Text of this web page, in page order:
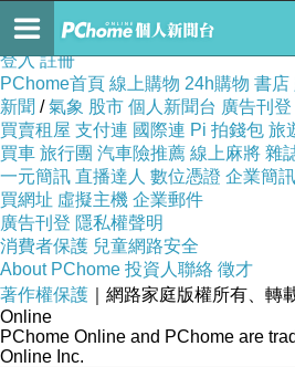
asd12356181
登入 註冊
PChome首頁 線上購物 24h購物 書店
新聞 /氣象 股市 個人新聞台 廣告刊登
買賣租屋 支付連 國際連 Pi 拍錢包 旅
買車 旅行團 汽車險推薦 線上麻將 雜
一元簡訊 直播達人 數位憑證 企業簡訊
買網址 虛擬主機 企業郵件
廣告刊登 隱私權聲明
消費者保護 兒童網路安全
About PChome 投資人聯絡 徵才
著作權保護 ｜網路家庭版權所有、轉
Online
PChome Online and PChome are
Online Inc.